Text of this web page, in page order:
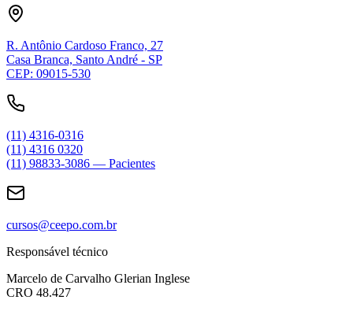
R. Antônio Cardoso Franco, 27
Casa Branca, Santo André - SP
CEP: 09015-530
(11) 4316-0316
(11) 4316 0320
(11) 98833-3086 — Pacientes
cursos@ceepo.com.br
Responsável técnico
Marcelo de Carvalho Glerian Inglese
CRO 48.427